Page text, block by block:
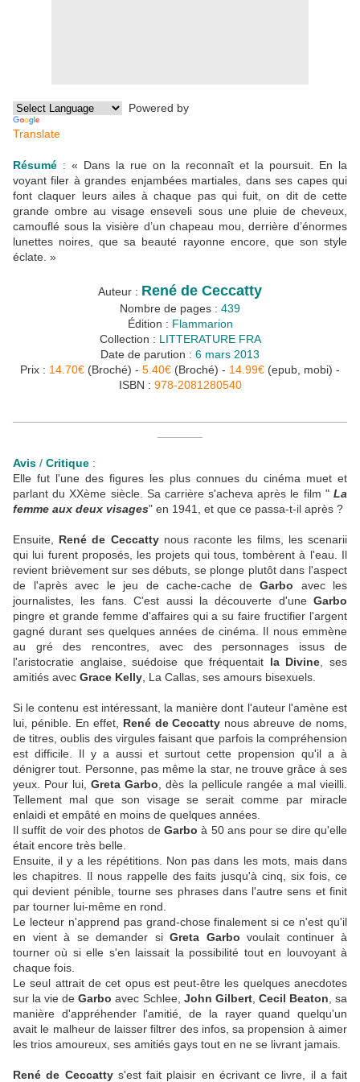
Powered by
Translate
Résumé : « Dans la rue on la reconnaît et la poursuit. En la
voyant filer à grandes enjambées martiales, dans ses capes qui
font claquer leurs ailes à chaque pas qui fuit, on dit de cette
grande ombre au visage enseveli sous une pluie de cheveux,
camouflé sous la visière d’un chapeau mou, derrière d’énormes
lunettes noires, que sa beauté rayonne encore, que son style
éclate. »
Auteur : René de Ceccatty
Nombre de pages : 439
Édition : Flammarion
Collection : LITTERATURE FRA
Date de parution : 6 mars 2013
Prix : 14.70€ (Broché) - 5.40€ (Broché) - 14.99€ (epub, mobi) -
ISBN : 978-2081280540
Avis / Critique :
Elle fut l'une des figures les plus connues du cinéma muet et
parlant du XXème siècle. Sa carrière s'acheva après le film " La
femme aux deux visages" en 1941, et que ce passa-t-il après ?
Ensuite, René de Ceccattynous raconte les films, les scenarii
qui lui furent proposés, les projets qui tous, tombèrent à l'eau. Il
revient brièvement sur ses débuts, se plonge plutôt dans l'aspect
de l'après avec le jeu de cache-cache de Garbo avec les
journalistes, les fans. C'est aussi la découverte d'une Garbo
pingre et grande femme d'affaires qui a su faire fructifier l'argent
gagné durant ses quelques années de cinéma. Il nous emmène
au gré des rencontres, avec des personnages issus de
l'aristocratie anglaise, suédoise que fréquentait la Divine , ses
amitiés avec Grace Kelly , La Callas, ses amours bisexuels.
Si le contenu est intéressant, la manière dont l'auteur l'amène est
lui, pénible. En effet, René de Ceccatty nous abreuve de noms,
de titres, oublis des virgules faisant que parfois la compréhension
est difficile. Il y a aussi et surtout cette propension qu'il a à
dénigrer tout. Personne, pas même la star, ne trouve grâce à ses
yeux. Pour lui,Greta Garbo , dès la pellicule rangée a mal vieilli.
Tellement mal que son visage se serait comme par miracle
enlaidi et empâté en moins de quelques années.
Il suffit de voir des photos de Garbo à 50 ans pour se dire qu'elle
était encore très belle.
Ensuite, il y a les répétitions. Non pas dans les mots, mais dans
les chapitres. Il nous rappelle des faits jusqu'à cinq, six fois, ce
qui devient pénible, tourne ses phrases dans l'autre sens et finit
par tourner lui-même en rond.
Le lecteur n'apprend pas grand-chose finalement si ce n'est qu'il
en vient à se demander si Greta Garbo voulait continuer à
tourner où si elle s'en laissait la possibilité tout en louvoyant à
chaque fois.
Le seul attrait de cet opus est peut-être les quelques anecdotes
sur la vie deGarbo avec Schlee, John Gilbert, Cecil Beaton , sa
manière d'appréhender l'amitié, de la rayer quand quelqu'un
avait le malheur de laisser filtrer des infos, sa propension à aimer
les trios amoureux, ses amitiés gays tout en ne se livrant jamais.
René de Ceccattys'est fait plaisir en écrivant ce livre, il a fait